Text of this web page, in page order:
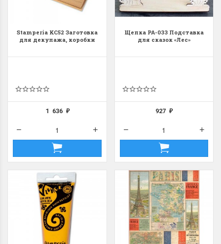
Stamperia KC52 Заготовка
для декупажа, коробки
1 636 ₽
Щепка РА-033 Подставка
для сказок «Лес»
927₽